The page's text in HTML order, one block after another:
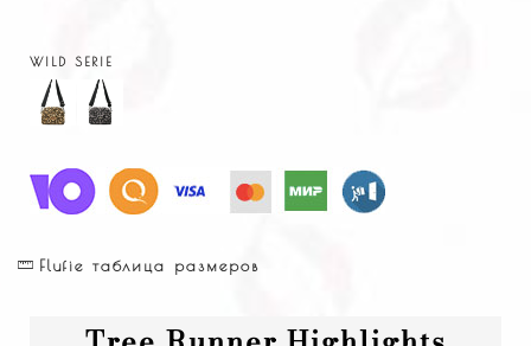
WILD SERIE
Flufie таблица размеров